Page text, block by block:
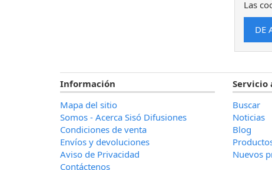
Las
Información
Mapa del sitio
Somos - Acerca Sisó Difusiones
Condiciones de venta
Envíos y devoluciones
Aviso de Privacidad
Contáctenos
Servicio
Buscar
Noticias
Blog
Nuevos